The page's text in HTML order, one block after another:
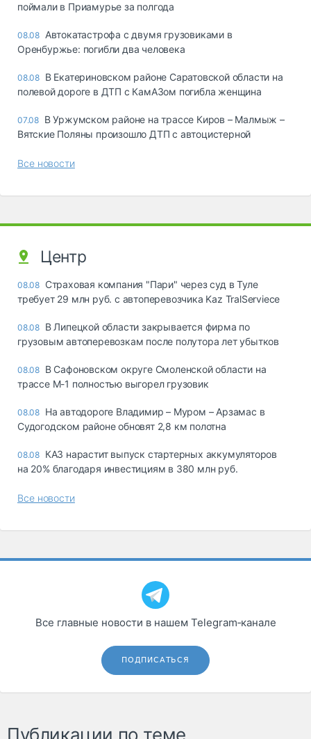
поймали в Приамурье за полгода
08.08 Автокатастрофа с двумя грузовиками в
Оренбуржье: погибли два человека
08.08 В Екатериновском районе Саратовской области на
полевой дороге в ДТП с КамАЗом погибла женщина
07.08 В Уржумском районе на трассе Киров – Малмыж –
Вятские Поляны произошло ДТП с автоцистерной
Все новости
Центр
08.08 Страховая компания "Пари" через суд в Туле
требует 29 млн руб. с автоперевозчика Kaz TralServiece
08.08 В Липецкой области закрывается фирма по
грузовым автоперевозкам после полутора лет убытков
08.08 В Сафоновском округе Смоленской области на
трассе М-1 полностью выгорел грузовик
08.08 На автодороге Владимир – Муром – Арзамас в
Судогодском районе обновят 2,8 км полотна
08.08 КАЗ нарастит выпуск стартерных аккумуляторов
на 20% благодаря инвестициям в 380 млн руб.
Все новости
Все главные новости в нашем Telegram‑канале
ПОДПИСАТЬСЯ
Публикации по теме